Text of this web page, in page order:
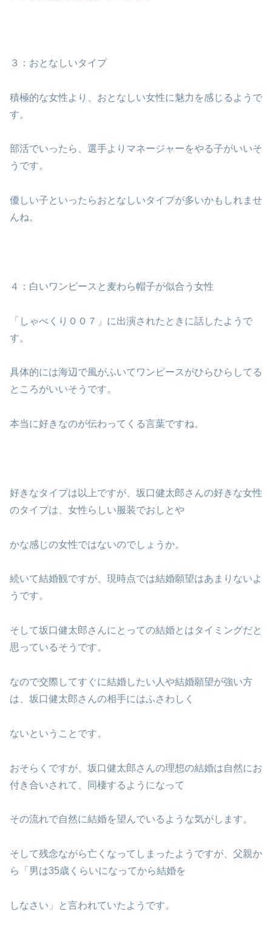
３：おとなしいタイプ
積極的な女性より、おとなしい女性に魅力を感じるようで
す。
部活でいったら、選手よりマネージャーをやる子がいいそ
うです。
優しい子といったらおとなしいタイプが多いかもしれませ
んね。
４：白いワンピースと麦わら帽子が似合う女性
「しゃべくり００７」に出演されたときに話したようで
す。
具体的には海辺で風がふいてワンピースがひらひらしてる
ところがいいそうです。
本当に好きなのが伝わってくる言葉ですね。
好きなタイプは以上ですが、坂口健太郎さんの好きな女性
のタイプは、女性らしい服装でおしとや
かな感じの女性ではないのでしょうか。
続いて結婚観ですが、現時点では結婚願望はあまりないよ
うです。
そして坂口健太郎さんにとっての結婚とはタイミングだと
思っているそうです。
なので交際してすぐに結婚したい人や結婚願望が強い方
は、坂口健太郎さんの相手にはふさわしく
ないということです。
おそらくですが、坂口健太郎さんの理想の結婚は自然にお
付き合いされて、同棲するようになって
その流れで自然に結婚を望んでいるような気がします。
そして残念ながら亡くなってしまったようですが、父親か
ら「男は35歳くらいになってから結婚を
しなさい」と言われていたようです。